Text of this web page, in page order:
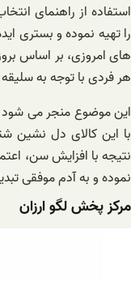
استفاده از راهنمای
را تهیه نموده و بستری
های امروزی، بر اساس
هر فردی با توجه به
این موضوع منجر می
با این کالای دل نشین
نتیجه با افزایش سن،
نموده و به آدم موفقی
مرکز پخش لگو ارزان